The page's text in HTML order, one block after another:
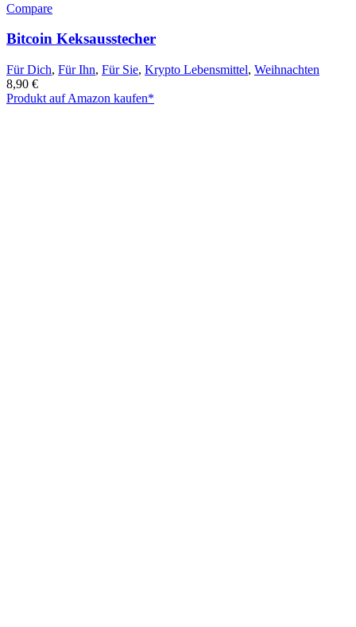
Compare
Bitcoin Keksausstecher
Für Dich, Für Ihn, Für Sie, Krypto Lebensmittel, Weihnachten
8,90 €
Produkt auf Amazon kaufen*